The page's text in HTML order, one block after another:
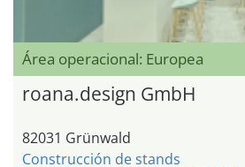
Área operacional: Europea
roana.design GmbH
82031 Grünwald
Construcción de stands